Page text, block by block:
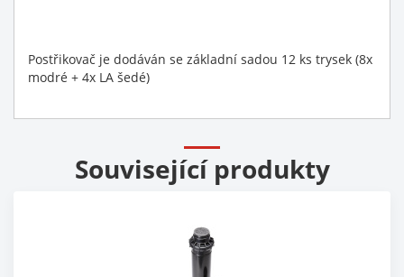
Postřikovač je dodáván se základní sadou 12 ks trysek (8x
modré + 4x LA šedé)
Související produkty